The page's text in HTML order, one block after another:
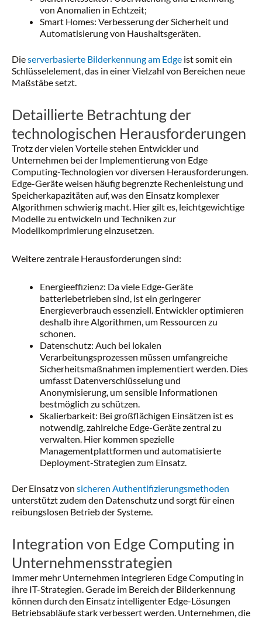
von Anomalien in Echtzeit;
Smart Homes: Verbesserung der Sicherheit und
Automatisierung von Haushaltsgeräten.
Dieserverbasierte Bilderkennung am Edge ist somit ein
Schlüsselelement, das in einer Vielzahl von Bereichen neue
Maßstäbe setzt.
Detaillierte Betrachtung der
technologischen Herausforderungen
Trotz der vielen Vorteile stehen Entwickler und
Unternehmen bei der Implementierung von Edge
Computing-Technologien vor diversen Herausforderungen.
Edge-Geräte weisen häufig begrenzte Rechenleistung und
Speicherkapazitäten auf, was den Einsatz komplexer
Algorithmen schwierig macht. Hier gilt es, leichtgewichtige
Modelle zu entwickeln und Techniken zur
Modellkomprimierung einzusetzen.
Weitere zentrale Herausforderungen sind:
Energieeffizienz: Da viele Edge-Geräte
batteriebetrieben sind, ist ein geringerer
Energieverbrauch essenziell. Entwickler optimieren
deshalb ihre Algorithmen, um Ressourcen zu
schonen.
Datenschutz: Auch bei lokalen
Verarbeitungsprozessen müssen umfangreiche
Sicherheitsmaßnahmen implementiert werden. Dies
umfasst Datenverschlüsselung und
Anonymisierung, um sensible Informationen
bestmöglich zu schützen.
Skalierbarkeit: Bei großflächigen Einsätzen ist es
notwendig, zahlreiche Edge-Geräte zentral zu
verwalten. Hier kommen spezielle
Managementplattformen und automatisierte
Deployment-Strategien zum Einsatz.
Der Einsatz von sicheren Authentifizierungsmethoden
unterstützt zudem den Datenschutz und sorgt für einen
reibungslosen Betrieb der Systeme.
Integration von Edge Computing in
Unternehmensstrategien
Immer mehr Unternehmen integrieren Edge Computing in
ihre IT-Strategien. Gerade im Bereich der Bilderkennung
können durch den Einsatz intelligenter Edge-Lösungen
Betriebsabläufe stark verbessert werden. Unternehmen, die